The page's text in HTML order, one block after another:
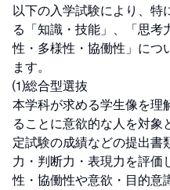
以下の入学試験により、特
る「知識・技能」、「思考
性・多様性・協働性」につ
ます。
⑴総合型選抜
本学科が求める学生像を理
ることに意欲的な人を対象
定試験の成績などの提出書
力・判断力・表現力を評価
性・協働性や意欲・目的意